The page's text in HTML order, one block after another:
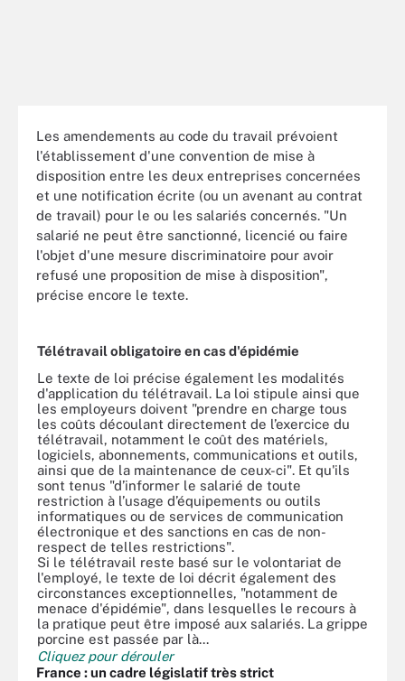
Les amendements au code du travail prévoient
l'établissement d'une convention de mise à
disposition entre les deux entreprises concernées
et une notification écrite (ou un avenant au contrat
de travail) pour le ou les salariés concernés. "Un
salarié ne peut être sanctionné, licencié ou faire
l'objet d'une mesure discriminatoire pour avoir
refusé une proposition de mise à disposition",
précise encore le texte.
Télétravail obligatoire en cas d'épidémie
Le texte de loi précise également les modalités
d'application du télétravail. La loi stipule ainsi que
les employeurs doivent "prendre en charge tous
les coûts découlant directement de l’exercice du
télétravail, notamment le coût des matériels,
logiciels, abonnements, communications et outils,
ainsi que de la maintenance de ceux-ci". Et qu'ils
sont tenus "d’informer le salarié de toute
restriction à l’usage d’équipements ou outils
informatiques ou de services de communication
électronique et des sanctions en cas de non-
respect de telles restrictions".
Si le télétravail reste basé sur le volontariat de
l'employé, le texte de loi décrit également des
circonstances exceptionnelles, "notamment de
menace d'épidémie", dans lesquelles le recours à
la pratique peut être imposé aux salariés. La grippe
porcine est passée par là...
Cliquez pour dérouler
France : un cadre législatif très strict